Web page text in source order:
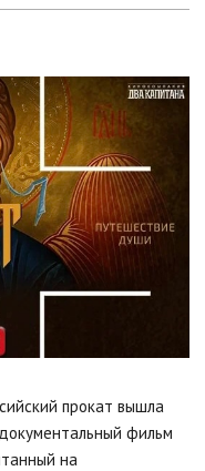
прокат вышла
фильм
на